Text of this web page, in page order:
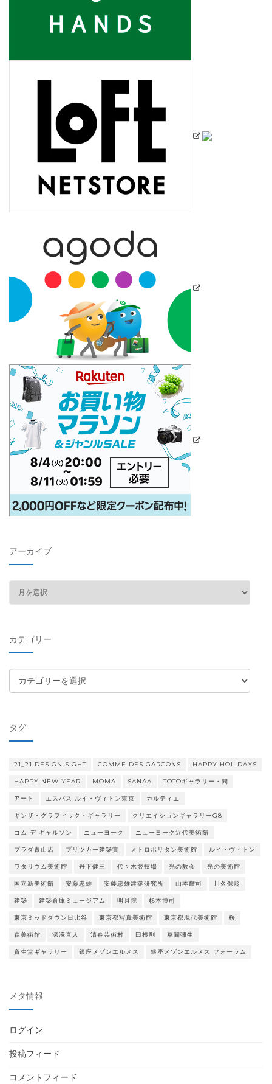
アーカイブ
ブ
カテゴリー
テ
ー
タグ
21_21 DESIGN SIGHT COMME DES GARCONS HAPPY HOLIDAYS
HAPPY NEW YEAR MOMA SANAA TOTOギャラリー・間
アート エスパス ルイ・ヴィトン東京 カルティエ
ギンザ・グラフィック・ギャラリー クリエイションギャラリーG8
コム デ ギャルソン ニューヨーク ニューヨーク近代美術館
プラダ青山店 プリツカー建築賞 メトロポリタン美術館 ルイ・ヴィトン
ワタリウム美術館 丹下健三 代々木競技場 光の教会 光の美術館
国立新美術館 安藤忠雄 安藤忠雄建築研究所 山本耀司 川久保玲
建築 建築倉庫ミュージアム 明月院 杉本博司
東京ミッドタウン日比谷 東京都写真美術館 東京都現代美術館 桜
森美術館 深澤直人 清春芸術村 田根剛 草間彌生
資生堂ギャラリー 銀座メゾンエルメス 銀座メゾンエルメス フォーラム
メタ情報
ログイン
投稿フィード
コメントフィード